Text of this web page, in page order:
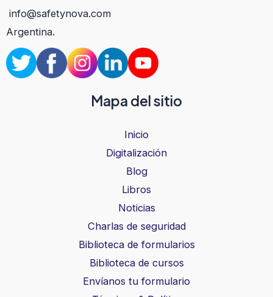
info@safetynova.com
Argentina.
Mapa del sitio
Inicio
Digitalización
Blog
Libros
Noticias
Charlas de seguridad
Biblioteca de formularios
Biblioteca de cursos
Envíanos tu formulario